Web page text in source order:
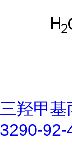
三羟甲
3290-92-